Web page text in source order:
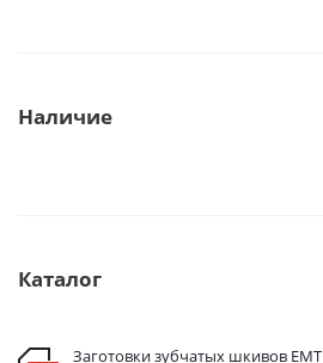
Наличие
Каталог
Заготовки зубчатых шкивов EMT